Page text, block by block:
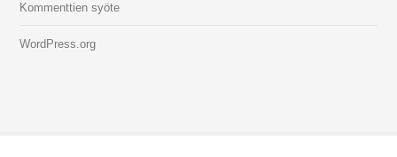
Kommenttien syöte
WordPress.org